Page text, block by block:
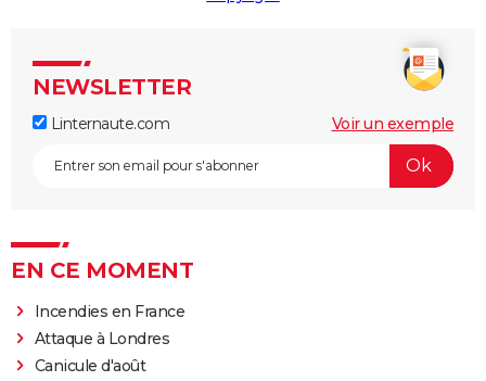
NEWSLETTER
Linternaute.com Voir un exemple
EN CE MOMENT
Incendies en France
Attaque à Londres
Canicule d'août